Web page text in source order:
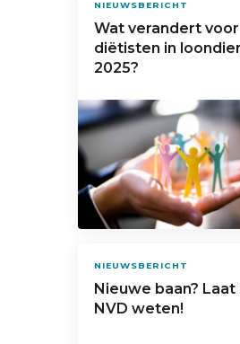
NIEUWSBERICHT
Wat verandert voor
diëtisten in
2025?
NIEUWSBERICHT
Nieuwe baan?
NVD weten!